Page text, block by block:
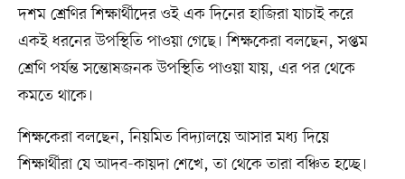
দশম শ্রেণির শিক্ষার্থীদের ওই এক দিনের হাজিরা যাচাই করে
একই ধরনের উপস্থিতি পাওয়া গেছে। শিক্ষকেরা বলছেন, সপ্তম
শ্রেণি পর্যন্ত সন্তোষজনক উপস্থিতি পাওয়া যায়, এর পর থেকে
কমতে থাকে।
শিক্ষকেরা বলছেন, নিয়মিত বিদ্যালয়ে আসার মধ্য দিয়ে
শিক্ষার্থীরা যে আদব-কায়দা শেখে, তা থেকে তারা বঞ্চিত হচ্ছে।